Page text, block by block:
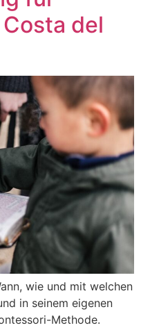
del
wie und mit welchen
in seinem eigenen
Methode.